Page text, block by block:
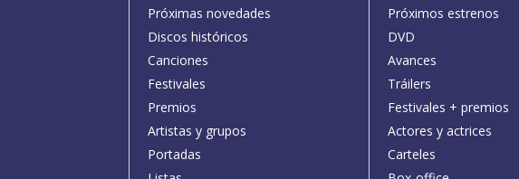
Próximas novedades
Discos históricos
Canciones
Festivales
Premios
Artistas y grupos
Portadas
Próximos estrenos
DVD
Avances
Tráilers
Festivales + premios
Actores y actrices
Carteles